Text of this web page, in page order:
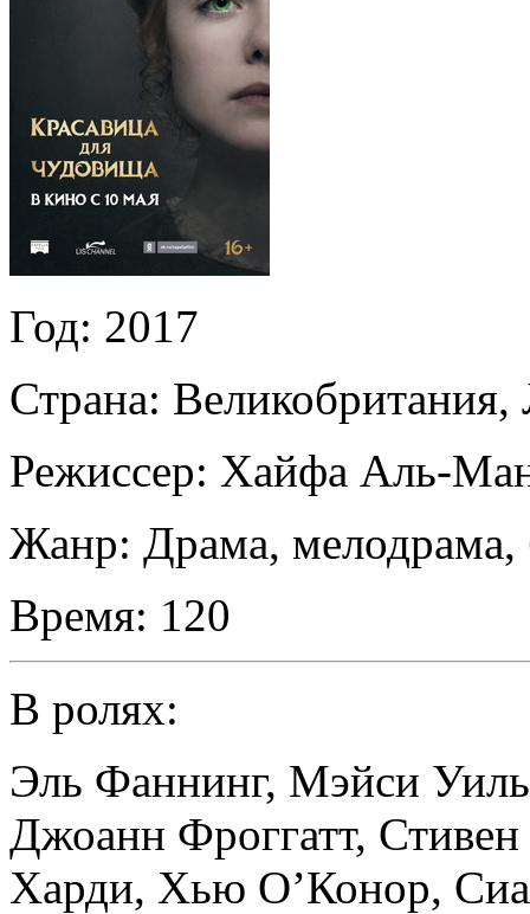
Год: 2017
Страна:
Режиссер: Хайфа Аль-
Жанр: Драма, мелодрама,
Время: 120
В ролях:
Эль Фаннинг, Мэйси
Джоанн Фроггатт,
Харди, Хью О’Конор,